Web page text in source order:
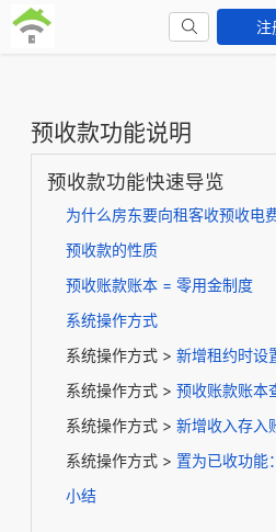
注
预收款功能说明
预收款功能快速导览
为什么房东要向租客收预收电
预收款的性质
预收账款账本 = 零用金制度
系统操作方式
系统操作方式 > 新增租约时设
系统操作方式 > 预收账款账本
系统操作方式 > 新增收入存入
系统操作方式 > 置为已收功能
小结